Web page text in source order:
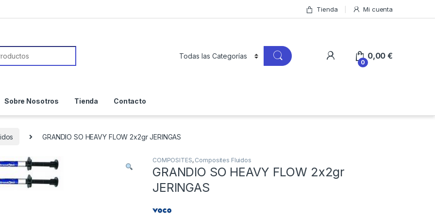
Tienda Mi cuenta
0
0,00€
Sobre Nosotros Tienda Contacto
GRANDIO SO HEAVY FLOW 2x2gr JERINGAS
COMPOSITES, Composites Fluidos
GRANDIO SO HEAVY FLOW 2x2gr
JERINGAS